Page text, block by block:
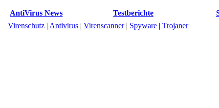
AntiVirus News Testberichte
Virenschutz | Antivirus | Virenscanner| Spyware | Trojaner